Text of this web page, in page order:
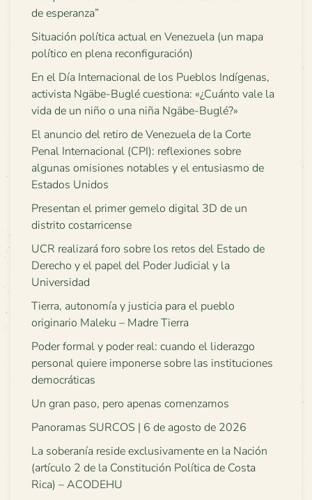
de esperanza”
Situación política actual en Venezuela (un mapa
político en plena reconfiguración)
En el Día Internacional de los Pueblos Indígenas,
activista Ngäbe-Buglé cuestiona: «¿Cuánto vale la
vida de un niño o una niña Ngäbe-Buglé?»
El anuncio del retiro de Venezuela de la Corte
Penal Internacional (CPI): reflexiones sobre
algunas omisiones notables y el entusiasmo de
Estados Unidos
Presentan el primer gemelo digital 3D de un
distrito costarricense
UCR realizará foro sobre los retos del Estado de
Derecho y el papel del Poder Judicial y la
Universidad
Tierra, autonomía y justicia para el pueblo
originario Maleku – Madre Tierra
Poder formal y poder real: cuando el liderazgo
personal quiere imponerse sobre las instituciones
democráticas
Un gran paso, pero apenas comenzamos
Panoramas SURCOS | 6 de agosto de 2026
La soberanía reside exclusivamente en la Nación
(artículo 2 de la Constitución Política de Costa
Rica) – ACODEHU